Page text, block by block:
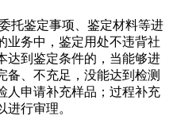
托鉴定事项、鉴定材料等进
业务中，鉴定用处不违背社
达到鉴定条件的，当能够进
备、不充足，没能达到检测
人申请补充样品；过程补充
进行审理。